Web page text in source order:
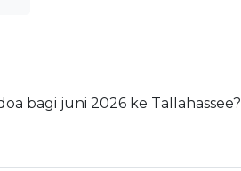
bagi juni 2026 ke Tallahassee?